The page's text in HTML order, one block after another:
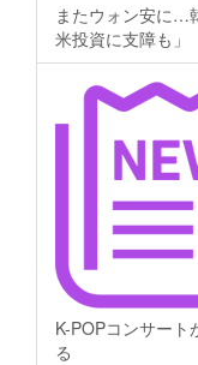
またウォン安に…
米投資に支障も」
K-POPコンサー
る